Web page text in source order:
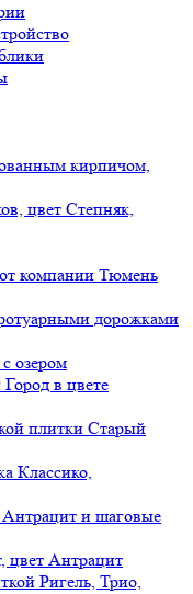
кирпичом,
цвет Степняк,
от компании Тюмень
дорожками
озером
в цвете
плитки Старый
Классико,
Антрацит и шаговые
цвет Антрацит
Ригель, Трио,